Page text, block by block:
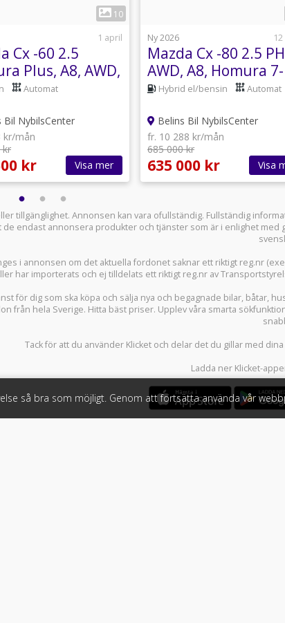
10
1 april
Cx -60 2.5
Plus, A8, AWD,
Automat
Bil NybilsCenter
kr/mån
kr
kr Visa mer
Ny 2026
Mazda Cx -80 2.5
AWD, A8, Homura 7-
Sits, CON-SOUND
Hybrid el/bensin Automat
Belins Bil NybilsCenter
fr. 10 288 kr/mån
685 000 kr
635 000 kr Visa
tillgänglighet. Annonsen kan vara ofullständig. Fullständig
endast annonsera produkter och tjänster som är i enlighet med
i annonsen om det aktuella fordonet saknar ett riktigt reg.nr
har importerats och ej tilldelats ett riktigt reg.nr av
för dig som ska köpa och sälja nya och begagnade bilar, båtar,
från hela Sverige. Hitta bäst priser. Upplev våra smarta
Tack för att du använder Klicket och delar det du gillar med
Ladda ner Klicket-
så bra som möjligt. Genom att fortsätta använda vår